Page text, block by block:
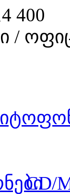
400
/
CD/